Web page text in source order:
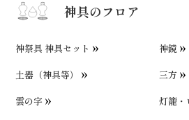
神具のフロア
神祭具 神具セット
神鏡
土器（神具等）
三方
雲の字
灯籠・